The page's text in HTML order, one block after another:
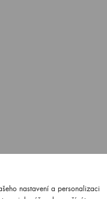
nastavení a personalizaci